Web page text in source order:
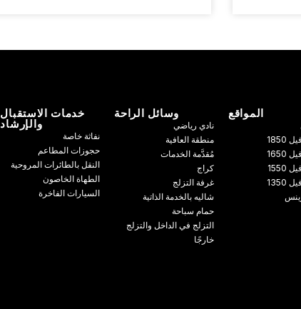
المواقع وسائل الراحة
نادي رياضي
منطقة العافية
مُقدَّمة الخدمات
كراج
غرفة التزلج
شاليه بالخدمة الذاتية
حمام سباحة
التزلج في الداخل والتزلج
خارجًا
خدمات الاستقبال
والإرشاد
نفاثة خاصة
حجوزات المطاعم
النقل بالطائرات المروحية
الطهاة الخاصون
السيارات الفاخرة